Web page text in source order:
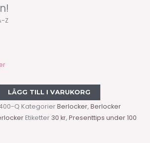
Z
LÄGG TILL I VARUKORG
Q KategorierBerlocker, Berlocker
Etiketter 30 kr, Presenttips under 100